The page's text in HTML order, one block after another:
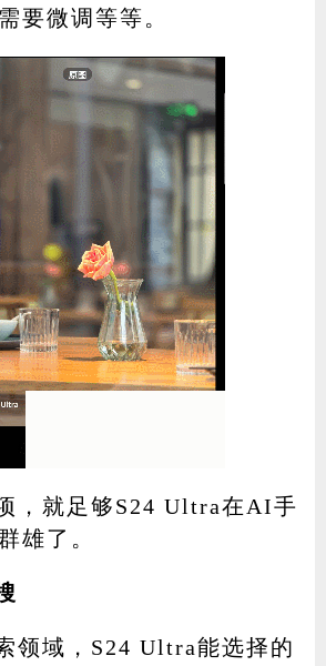
要微调等等。
，就足够S24 Ultra在AI手
雄了。
领域，S24 Ultra能选择的